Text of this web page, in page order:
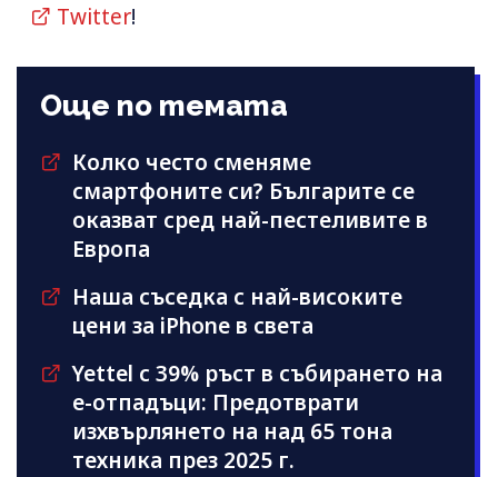
Twitter!
Още по темата
Колко често сменяме
смартфоните си? Българите се
оказват сред най-пестеливите в
Европа
Наша съседка с най-високите
цени за iPhone в света
Yettel с 39% ръст в събирането на
е-отпадъци: Предотврати
изхвърлянето на над 65 тона
техника през 2025 г.